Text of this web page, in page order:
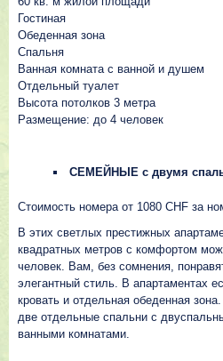
Гостиная
Обеденная зона
Спальня
Ванная комната с ванной и душем
Отдельный туалет
Высота потолков 3 метра
Размещение: до 4 человек
СЕМЕЙНЫЕ с двумя
Стоимость номера от 1080 CHF за
В этих светлых престижных
квадратных метров с комфортом
человек. Вам, без сомнения,
элегантный стиль. В апартаментах
кровать и отдельная обеденная
две отдельные спальни с
ванными комнатами.